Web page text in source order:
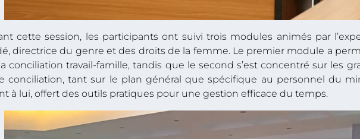
cette session, les participants ont suivi trois modules animés par
directrice du genre et des droits de la femme. Le premier module a
conciliation travail-famille, tandis que le second s’est concentré sur les
conciliation, tant sur le plan général que spécifique au personnel du
à lui, offert des outils pratiques pour une gestion efficace du temps.